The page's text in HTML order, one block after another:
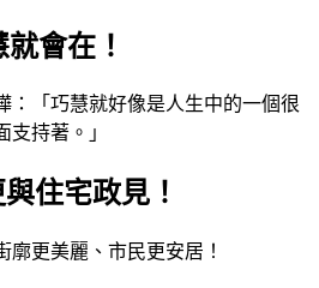
會在！
：「巧慧就好像是人生中的一個很
持著。」
住宅政見！
更美麗、市民更安居！